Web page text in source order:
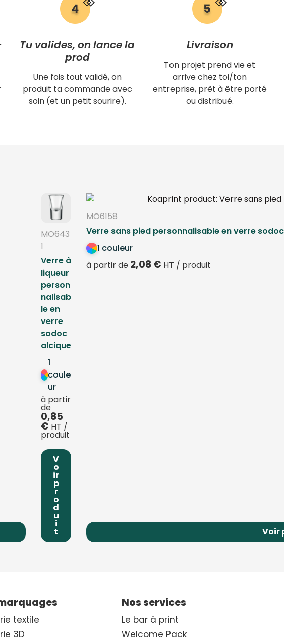
Tu valides, on lance la
prod
Une fois tout validé, on
produit ta commande avec
soin (et un petit sourire).
Livraison
Ton projet prend vie et
arrive chez toi/ton
entreprise, prêt à être porté
ou distribué.
MO643
1
Verre à
liqueur
person
nalisab
le en
verre
sodoc
alcique
1
coule
ur
à partir
de
0,85
€ HT /
produit
V
o
ir
p
r
o
d
u
i
t
MO6158
Verre sans pied personnalisable en verre
1 couleur
à partir de 2,08€ HT / produit
Voir
textile
3D
Nos services
Le bar à print
Welcome Pack